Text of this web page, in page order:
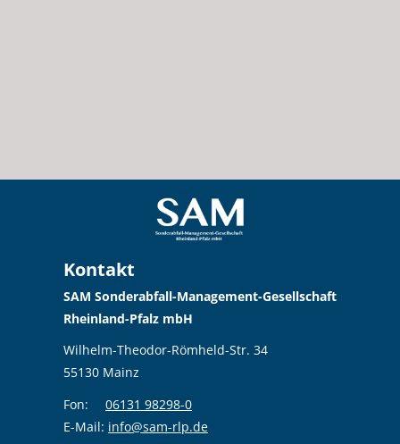
Kontakt
SAM Sonderabfall-Management-Gesellschaft
Rheinland-Pfalz mbH
Wilhelm-Theodor-Römheld-Str. 34
55130 Mainz
Fon:
06131 98298-0
E-Mail: info@sam-rlp.de